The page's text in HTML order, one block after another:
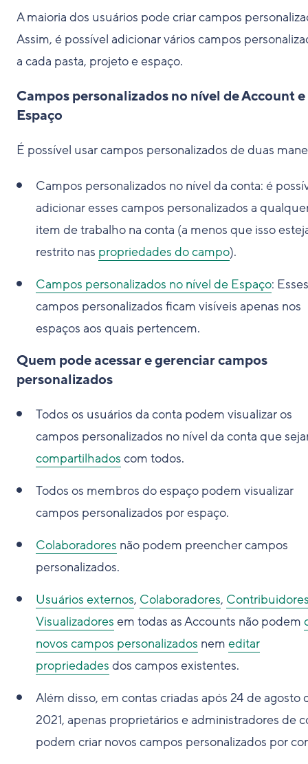
A maioria dos usuários pode criar campos
Assim, é possível adicionar vários campos
a cada pasta, projeto e espaço.
Campos personalizados no nível de Account e
Espaço
É possível usar campos personalizados de duas
Campos personalizados no nível da conta: é
adicionar esses campos personalizados a
item de trabalho na conta (a menos que isso
restrito nas propriedades do campo).
Campos personalizados no nível de Espaço: Esses
campos personalizados ficam visíveis apenas nos
espaços aos quais pertencem.
Quem pode acessar e gerenciar campos
personalizados
Todos os usuários da conta podem visualizar os
campos personalizados no nível da conta que
compartilhados com todos.
Todos os membros do espaço podem visualizar
campos personalizados por espaço.
Colaboradores não podem preencher campos
personalizados.
Usuários externos, Colaboradores,
Visualizadores em todas as Accounts não podem
novos campos personalizados nem editar
propriedades dos campos existentes.
Além disso, em contas criadas após 24 de agosto
2021, apenas proprietários e administradores de
podem criar novos campos personalizados por